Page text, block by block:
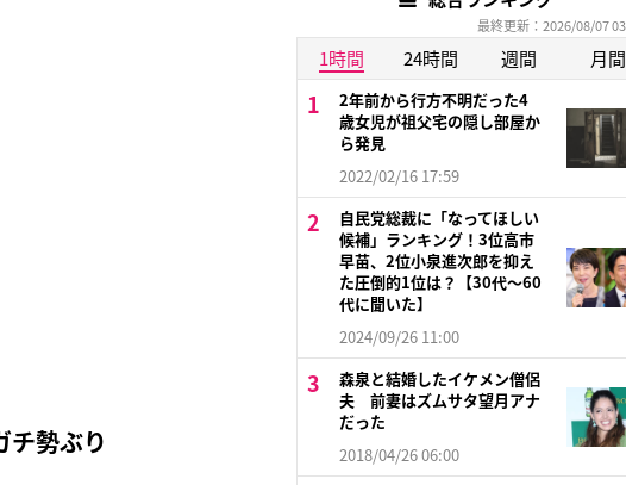
チ勢ぶり
最終更新：2026/08/07
1時間 24時間 週間 月間
2年前から行方不明だった4
歳女児が祖父宅の隠し部屋か
ら発見
2022/02/16 17:59
自民党総裁に「なってほしい
候補」ランキング！3位高市
早苗、2位小泉進次郎を抑え
た圧倒的1位は？【30代〜60
代に聞いた】
2024/09/26 11:00
森泉と結婚したイケメン僧侶
夫 前妻はズムサタ望月アナ
だった
2018/04/26 06:00